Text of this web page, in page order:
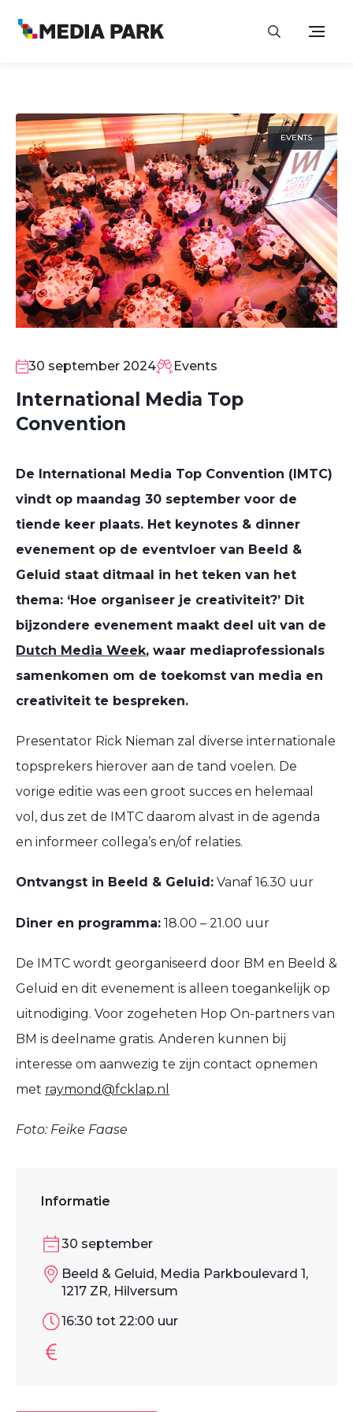
EVENTS
SEP
30 september 2024 Events
International Media Top
Convention
De International Media Top Convention (IMTC)
vindt op maandag 30 september voor de
tiende keer plaats. Het keynotes & dinner
evenement op de eventvloer van Beeld &
Geluid staat ditmaal in het teken van het
thema: ‘Hoe organiseer je creativiteit?’ Dit
bijzondere evenement maakt deel uit van de
Dutch Media Week, waar mediaprofessionals
samenkomen om de toekomst van media en
creativiteit te bespreken.
Presentator Rick Nieman zal diverse internationale
topsprekers hierover aan de tand voelen. De
vorige editie was een groot succes en helemaal
vol, dus zet de IMTC daarom alvast in de agenda
en informeer collega’s en/of relaties.
Ontvangst in Beeld & Geluid: Vanaf 16.30 uur
Diner en programma: 18.00 – 21.00 uur
De IMTC wordt georganiseerd door BM en Beeld &
Geluid en dit evenement is alleen toegankelijk op
uitnodiging. Voor zogeheten Hop On-partners van
BM is deelname gratis. Anderen kunnen bij
interesse om aanwezig te zijn contact opnemen
met raymond@fcklap.nl
Foto: Feike Faase
Informatie
30 september
Beeld & Geluid, Media Parkboulevard 1,
1217 ZR, Hilversum
16:30 tot 22:00 uur